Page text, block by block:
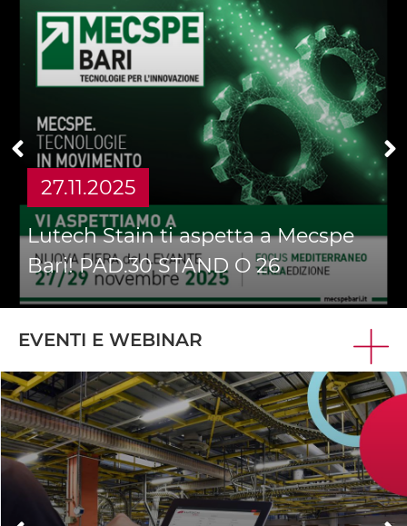
28.10.2025
Lutech Stain ti aspetta ad A&T
Nord Est 2025!
EVENTI E WEBINAR